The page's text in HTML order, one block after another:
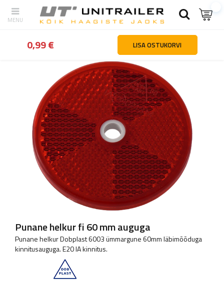
tagasi Kodu Helkurid Punane helkur fi
Punane helkur fi 60 mm auguga
Punane helkur Dobplast 6003 ümmargune 60mm läbimõõduga
kinnitusauguga. E20 IA kinnitus.
0,99 € LISA OSTUKORVI